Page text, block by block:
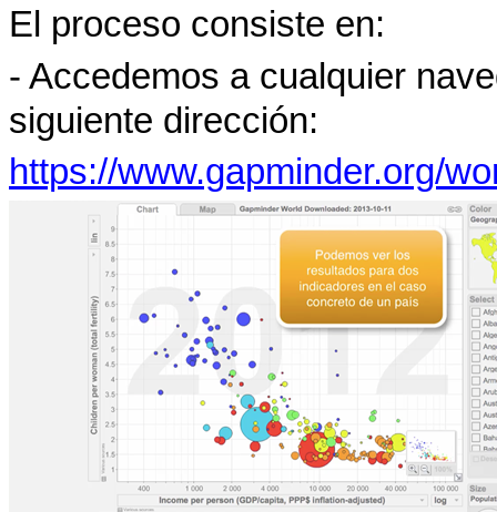
El proceso consiste en:
- Accedemos a cualquier
siguiente dirección:
https://www.gapminder.org/